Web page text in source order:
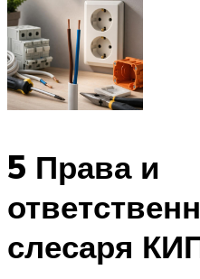
5 Права и
слесаря